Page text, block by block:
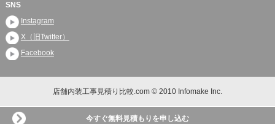
SNS
Instagram
X（旧Twitter）
Facebook
店舗内装工事見積り比較.com © 2010 Infomake Inc.
今すぐ無料見積もりを申し込む